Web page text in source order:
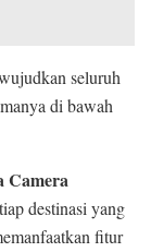
seluruh
di bawah
Camera
destinasi yang
fitur